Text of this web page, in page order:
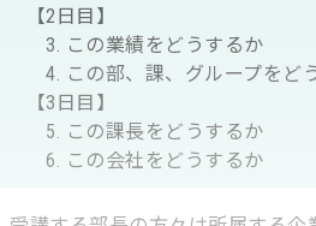
【2日目】
3. この業績をどうするか
4. この部、課、グループをど
【3日目】
5. この課長をどうするか
6. この会社をどうするか